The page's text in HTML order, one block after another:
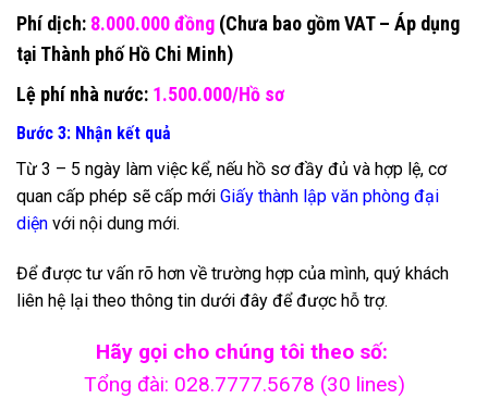
Phí dịch: 8.000.000 đồng (Chưa bao gồm VAT – Áp dụng
tại Thành phố Hồ Chi Minh)
Lệ phí nhà nước: 1.500.000/Hồ sơ
Bước 3: Nhận kết quả
Từ 3 – 5 ngày làm việc kể, nếu hồ sơ đầy đủ và hợp lệ, cơ
quan cấp phép sẽ cấp mới Giấy thành lập văn phòng đại
diện với nội dung mới.
Để được tư vấn rõ hơn về trường hợp của mình, quý khách
liên hệ lại theo thông tin dưới đây để được hỗ trợ.
Hãy gọi cho chúng tôi theo số:
Tổng đài: 028.7777.5678 (30 lines)